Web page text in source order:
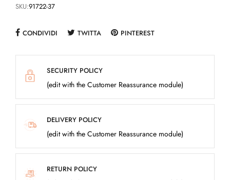
SKU:91722-37
CONDIVIDI TWITTA PINTEREST
SECURITY POLICY
(edit with the Customer Reassurance module)
DELIVERY POLICY
(edit with the Customer Reassurance module)
RETURN POLICY